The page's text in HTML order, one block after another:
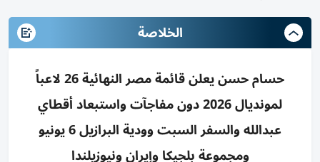
الخلاصة
حسام حسن يعلن قائمة مصر النهائية 26 لاعباً
لمونديال 2026 دون مفاجآت واستبعاد أقطاي
عبدالله والسفر السبت وودية البرازيل 6 يونيو
ومجموعة بلجيكا وإيران ونيوزيلندا